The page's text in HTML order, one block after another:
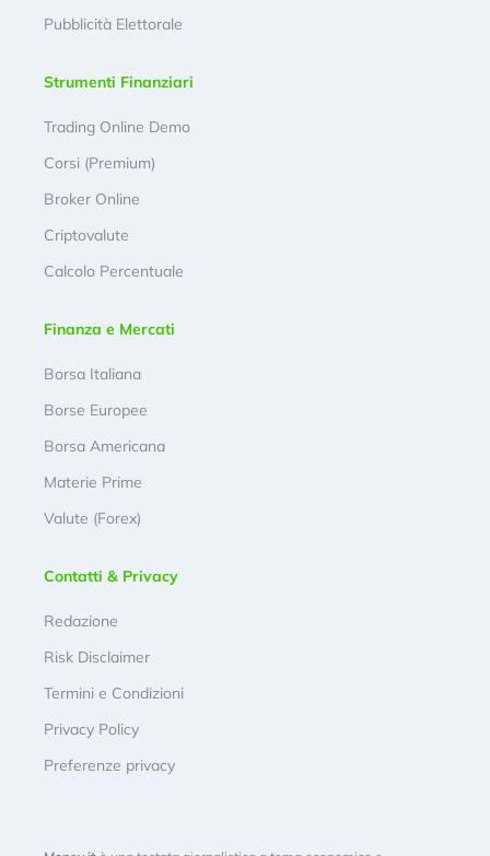
Pubblicità Elettorale
Strumenti Finanziari
Trading Online Demo
Corsi (Premium)
Broker Online
Criptovalute
Calcolo Percentuale
Finanza e Mercati
Borsa Italiana
Borse Europee
Borsa Americana
Materie Prime
Valute (Forex)
Contatti & Privacy
Redazione
Risk Disclaimer
Termini e Condizioni
Privacy Policy
Preferenze privacy